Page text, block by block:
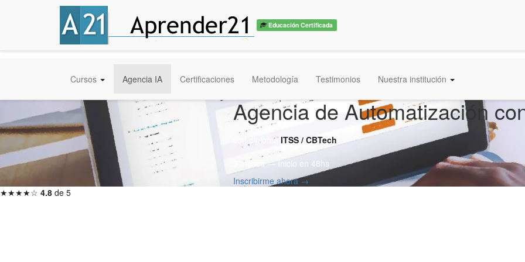
Educación Certificada
Cursos Agencia IA Certificaciones Metodología Testimonios Nuestra institución
Agencia de Automatización
con diploma ITSS / CBTech
3 meses — Inicio en 48hs
Inscribirme ahora →
★★★★☆ 4.8 de 5